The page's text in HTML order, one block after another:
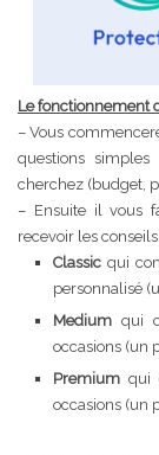
Le fonctionnement
– Vous
questions
cherchez (budget,
– Ensuite il vous
recevoir les
Classic qui
personnalisé
Medium qui
occasions (un
Premium qui
occasions (un